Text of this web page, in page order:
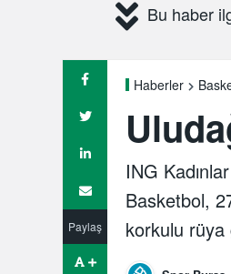
Bu haber
Paylaş
Haberler
ING
Basketbol,
korkulu rüya